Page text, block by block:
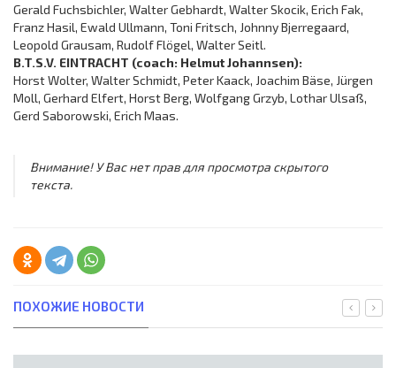
Gerald Fuchsbichler, Walter Gebhardt, Walter Skocik, Erich Fak,
Franz Hasil, Ewald Ullmann, Toni Fritsch, Johnny Bjerregaard,
Leopold Grausam, Rudolf Flögel, Walter Seitl.
B.T.S.V. EINTRACHT (coach: Helmut Johannsen):
Horst Wolter, Walter Schmidt, Peter Kaack, Joachim Bäse, Jürgen
Moll, Gerhard Elfert, Horst Berg, Wolfgang Grzyb, Lothar Ulsaß,
Gerd Saborowski, Erich Maas.
Внимание! У Вас нет прав для просмотра скрытого
текста.
ПОХОЖИЕ НОВОСТИ